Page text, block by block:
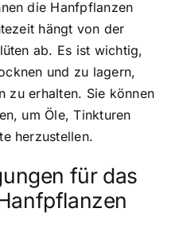
die Hanfpflanzen
hängt von der
ab. Es ist wichtig,
und zu lagern,
zu erhalten. Sie können
um Öle, Tinkturen
herzustellen.
für das